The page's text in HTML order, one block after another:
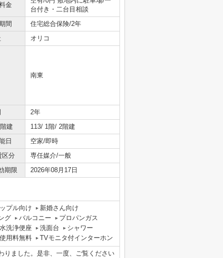
金
台付き・二台目相談
間
住宅総合保険/2年
オリコ
南東
2年
建
113/ 1階/ 2階建
日
空家/即時
区分
専任媒介/一般
期限
2026年08月17日
プル向け
新婚さん向け
グ
バルコニー
プロパンガス
洗浄便座
洗面台
シャワー
用料無料
TVモニタ付インターホン
りました。是非、一度、ご覧ください